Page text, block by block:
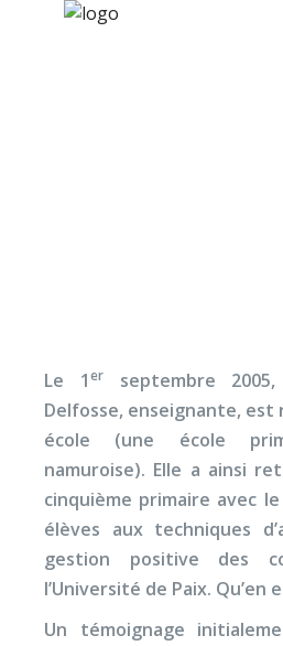
Le 1erseptembre 2005,
Delfosse, enseignante, est
école (une école
namuroise). Elle a ainsi
cinquième primaire avec
élèves aux techniques
gestion positive des
l’Université de Paix. Qu’en
Un témoignage